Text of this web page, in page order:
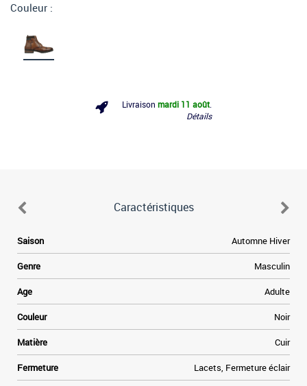
Couleur :
Livraison mardi 11 août
Détails
Caractéristiques
Saison Automne Hiver
Genre Masculin
Age Adulte
Couleur Noir
Matière Cuir
Fermeture Lacets, Fermeture éclair